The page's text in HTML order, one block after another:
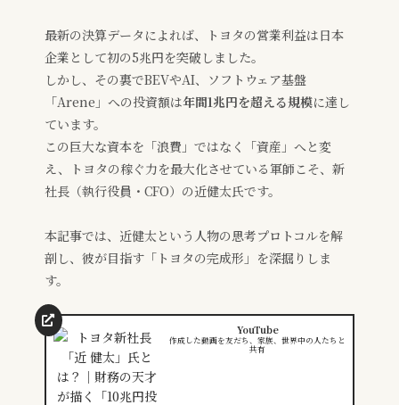
最新の決算データによれば、トヨタの営業利益は日本
企業として初の5兆円を突破しました。
しかし、その裏でBEVやAI、ソフトウェア基盤
「Arene」への投資額は年間1兆円を超える規模に達し
ています。
この巨大な資本を「浪費」ではなく「資産」へと変
え、トヨタの稼ぐ力を最大化させている軍師こそ、新
社長（執行役員・CFO）の近健太氏です。
本記事では、近健太という人物の思考プロトコルを解
剖し、彼が目指す「トヨタの完成形」を深掘りしま
す。
YouTube
作成した動画を友だち、家族、世界中の人たちと
共有